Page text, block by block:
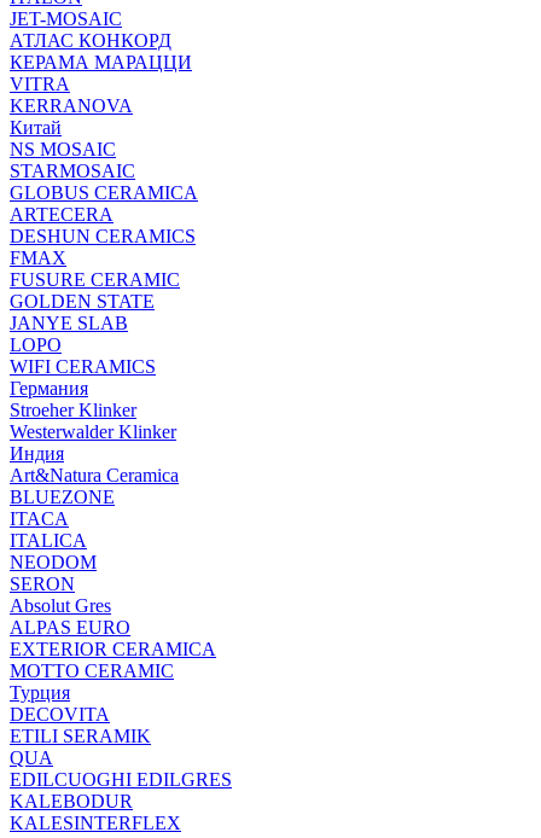
JET-MOSAIC
АТЛАС КОНКОРД
КЕРАМА МАРАЦЦИ
VITRA
KERRANOVA
Китай
NS MOSAIC
STARMOSAIC
GLOBUS CERAMICA
ARTECERA
DESHUN CERAMICS
FMAX
FUSURE CERAMIC
GOLDEN STATE
JANYE SLAB
LOPO
WIFI CERAMICS
Германия
Stroeher Klinker
Westerwalder Klinker
Индия
Art&Natura Ceramica
BLUEZONE
ITACA
ITALICA
NEODOM
SERON
Absolut Gres
ALPAS EURO
EXTERIOR CERAMICA
MOTTO CERAMIC
Турция
DECOVITA
ETILI SERAMIK
QUA
EDILCUOGHI EDILGRES
KALEBODUR
KALESINTERFLEX